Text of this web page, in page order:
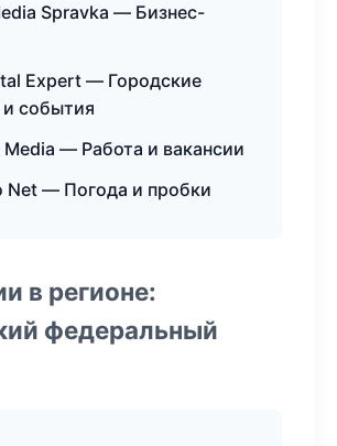
Spravka — Бизнес-
Expert — Городские
и события
— Работа и вакансии
— Погода и пробки
в регионе:
федеральный